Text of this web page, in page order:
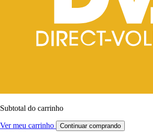
Subtotal do carrinho
Ver meu carrinho Continuar comprando